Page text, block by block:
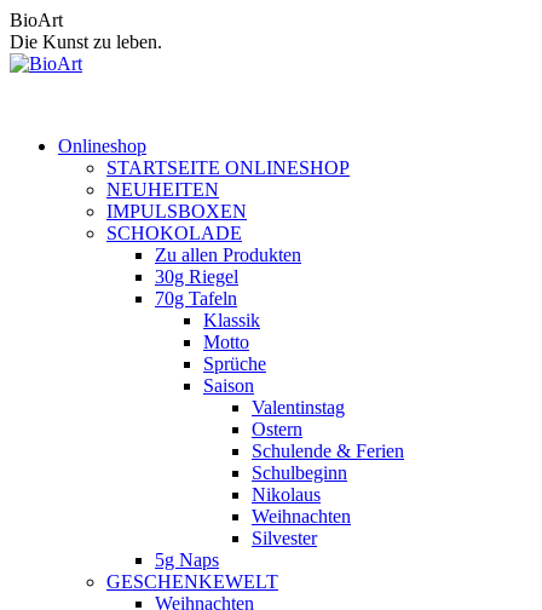
Zum
Inhalt
springen
BioArt
Die Kunst zu leben.
Onlineshop
STARTSEITE ONLINESHOP
NEUHEITEN
IMPULSBOXEN
SCHOKOLADE
Zu allen Produkten
30g Riegel
70g Tafeln
Klassik
Motto
Sprüche
Saison
Valentinstag
Ostern
Schulende & Ferien
Schulbeginn
Nikolaus
Weihnachten
Silvester
5g Naps
GESCHENKEWELT
Weihnachten